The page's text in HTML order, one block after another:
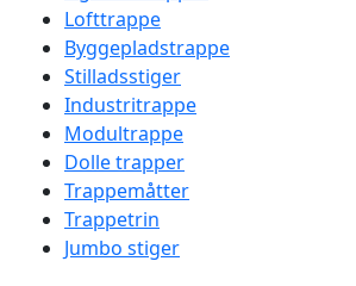
Lofttrappe
Byggepladstrappe
Stilladsstiger
Industritrappe
Modultrappe
Dolle trapper
Trappemåtter
Trappetrin
Jumbo stiger